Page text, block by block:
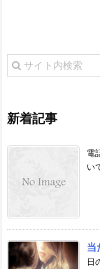
新着記事
電
い
当
日